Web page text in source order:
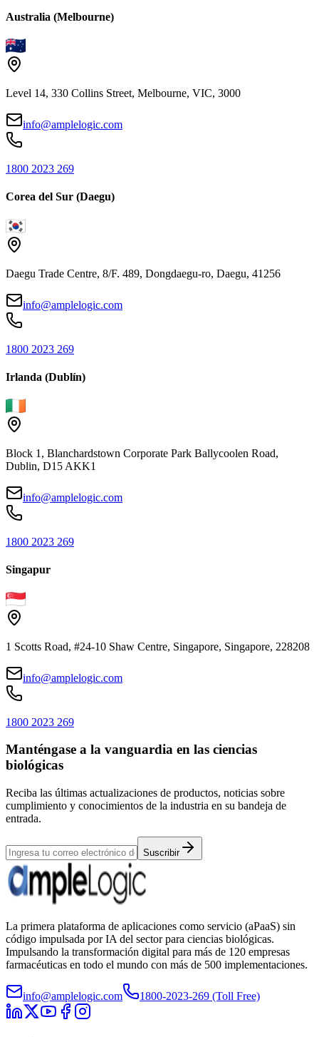
Australia (Melbourne)
Level 14, 330 Collins Street, Melbourne, VIC, 3000
info@amplelogic.com
1800 2023 269
Corea del Sur (Daegu)
Daegu Trade Centre, 8/F. 489, Dongdaegu-ro, Daegu, 41256
info@amplelogic.com
1800 2023 269
Irlanda (Dublín)
Block 1, Blanchardstown Corporate Park Ballycoolen Road,
Dublin, D15 AKK1
info@amplelogic.com
1800 2023 269
Singapur
1 Scotts Road, #24-10 Shaw Centre, Singapore, Singapore, 228208
info@amplelogic.com
1800 2023 269
Manténgase a la vanguardia en las ciencias
biológicas
Reciba las últimas actualizaciones de productos, noticias sobre
cumplimiento y conocimientos de la industria en su bandeja de
entrada.
Suscribir
La primera plataforma de aplicaciones como servicio (aPaaS) sin
código impulsada por IA del sector para ciencias biológicas.
Impulsando la transformación digital para más de 120 empresas
farmacéuticas en todo el mundo con más de 500 implementaciones.
info@amplelogic.com 1800-2023-269 (Toll Free)